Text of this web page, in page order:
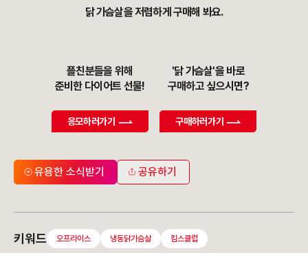
닭 가슴살을 저렴하게 구매해 봐요.
플친분들을 위해
준비한 다이어트 선물!
응모하러가기
'닭 가슴살'을 바로
구매하고 싶으시면?
구매하러가기
유용한 소식받기 공유하기
키워드 오프라이스 냉동닭가슴살 킴스클럽